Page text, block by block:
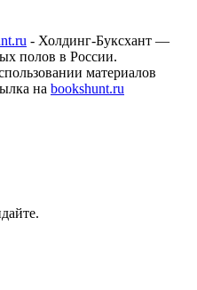
- Холдинг-Буксхант —
полов в России.
материалов
на bookshunt.ru